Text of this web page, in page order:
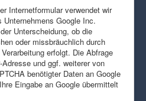
Internetformular verwendet wir
Google Inc.
Unterscheidung, ob die
oder missbräuchlich durch
erfolgt. Die Abfrage
und ggf. weiterer von
benötigter Daten an Google
Eingabe an Google übermittelt